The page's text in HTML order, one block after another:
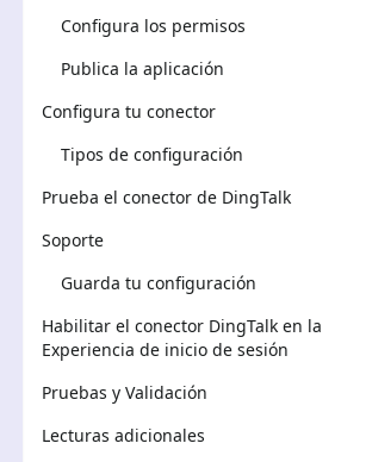
Configura los permisos
Publica la aplicación
Configura tu conector
Tipos de configuración
Prueba el conector de DingTalk
Soporte
Guarda tu configuración
Habilitar el conector DingTalk en la
Experiencia de inicio de sesión
Pruebas y Validación
Lecturas adicionales